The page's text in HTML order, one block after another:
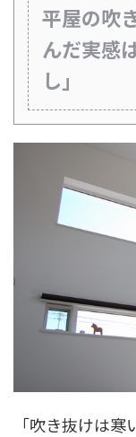
平屋の吹
んだ実感
し」
「吹き抜けは